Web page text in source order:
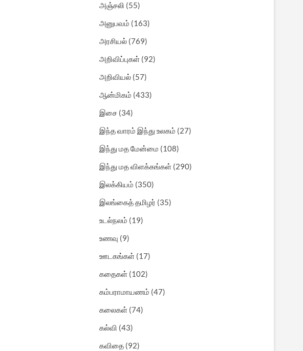
அஞ்சலி (55)
அனுபவம் (163)
அரசியல் (769)
அறிவிப்புகள் (92)
அறிவியல் (57)
ஆன்மிகம் (433)
இசை (34)
இந்த வாரம் இந்து உலகம் (27)
இந்து மத மேன்மை (108)
இந்து மத விளக்கங்கள் (290)
இலக்கியம் (350)
இலங்கைத் தமிழர் (35)
உடல்நலம் (19)
உணவு (9)
ஊடகங்கள் (17)
கதைகள் (102)
கம்பராமாயணம் (47)
கலைகள் (74)
கல்வி (43)
கவிதை (92)